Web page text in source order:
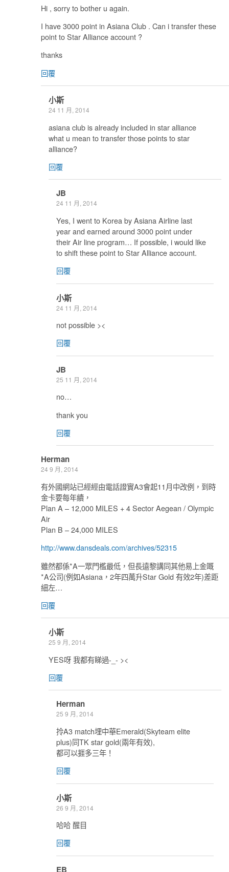
Hi , sorry to bother u again.
I have 3000 point in Asiana Club . Can i transfer these
point to Star Alliance account ?
thanks
回覆
小斯
24 11 月, 2014
asiana club is already included in star alliance
what u mean to transfer those points to star
alliance?
回覆
JB
24 11 月, 2014
Yes, I went to Korea by Asiana Airline last
year and earned around 3000 point under
their Air line program… If possible, i would like
to shift these point to Star Alliance account.
回覆
小斯
24 11 月, 2014
not possible ><
回覆
JB
25 11 月, 2014
no…
thank you
回覆
Herman
24 9 月, 2014
有外國網站已經經由電話證實A3會起11月中改例，到時
金卡要每年續，
Plan A – 12,000 MILES + 4 Sector Aegean / Olympic
Air
Plan B – 24,000 MILES
http://www.dansdeals.com/archives/52315
雖然都係*A一眾門檻最低，但長遠黎講同其他易上金嘅
*A公司(例如Asiana，2年四萬升Star Gold 有效2年)差距
細左…
回覆
小斯
25 9 月, 2014
YES呀 我都有睇過-_- ><
回覆
Herman
25 9 月, 2014
拎A3 match埋中華Emerald(Skyteam elite
plus)同TK star gold(兩年有效),
都可以捱多三年！
回覆
小斯
26 9 月, 2014
哈哈 醒目
回覆
EB